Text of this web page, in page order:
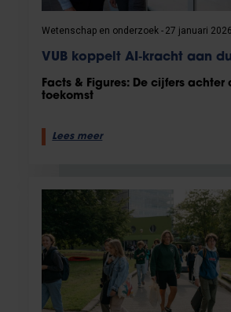
Wetenschap en onderzoek 27 januari 2026
VUB koppelt AI‑kracht aan
Facts & Figures: De cijfers
toekomst
Lees meer